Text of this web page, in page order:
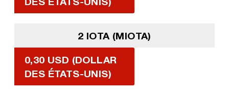
2 IOTA (MIOTA)
0,30 USD (DOLLAR
DES ÉTATS-UNIS)